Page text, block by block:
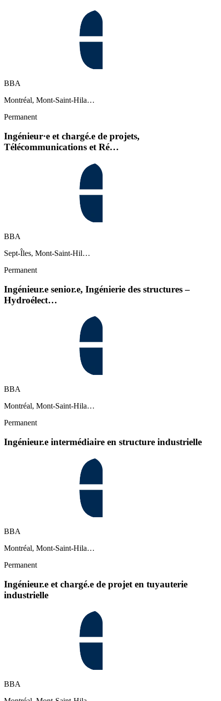
BBA
Montréal, Mont-Saint-Hila…
Permanent
Ingénieur·e et chargé.e de projets,
Télécommunications et Ré…
BBA
Sept-Îles, Mont-Saint-Hil…
Permanent
Ingénieur.e senior.e, Ingénierie des structures –
Hydroélect…
BBA
Montréal, Mont-Saint-Hila…
Permanent
Ingénieur.e intermédiaire en structure industrielle
BBA
Montréal, Mont-Saint-Hila…
Permanent
Ingénieur.e et chargé.e de projet en tuyauterie
industrielle
BBA